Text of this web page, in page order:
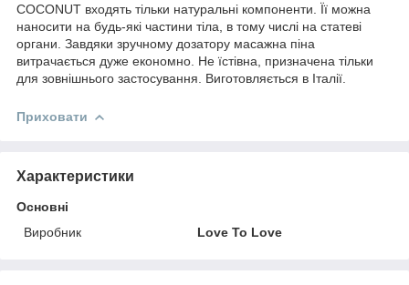
COCONUT входять тільки натуральні компоненти. Її можна
наносити на будь-які частини тіла, в тому числі на статеві
органи. Завдяки зручному дозатору масажна піна
витрачається дуже економно. Не їстівна, призначена тільки
для зовнішнього застосування. Виготовляється в Італії.
Приховати
Характеристики
Основні
Виробник
Love To Love